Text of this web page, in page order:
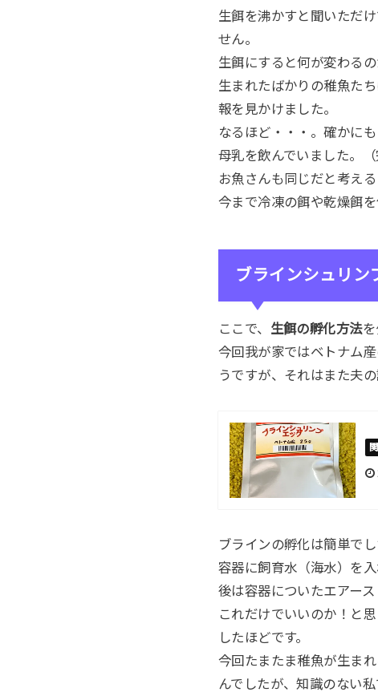
生餌を沸かすと聞いただ
せん。
生餌にすると何が変わる
生まれたばかりの稚魚た
報を見かけました。
なるほど・・・。確かに
母乳を飲んでいました。（
お魚さんも同じだと考え
今まで冷凍の餌や乾燥餌
ブラインシュリン
ここで、 生餌の孵化方法を
今回我が家ではベトナム
うですが、それはまた夫
ブラインの孵化は簡単でし
容器に飼育水（海水）を
後は容器についたエアー
これだけでいいのか！と
したほどです。
今回たまたま稚魚が生ま
んでしたが、知識のない